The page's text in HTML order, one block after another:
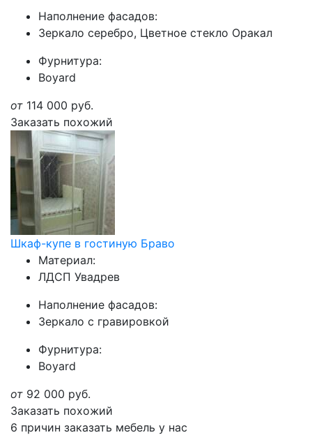
Наполнение фасадов:
Зеркало серебро, Цветное стекло Оракал
Фурнитура:
Boyard
от 114 000 руб.
Заказать похожий
Шкаф-купе в гостиную Браво
Материал:
ЛДСП Увадрев
Наполнение фасадов:
Зеркало с гравировкой
Фурнитура:
Boyard
от 92 000 руб.
Заказать похожий
6 причин заказать мебель у нас